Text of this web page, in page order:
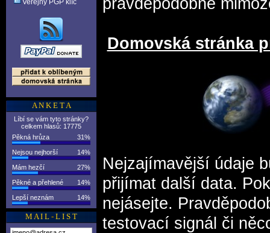
Veřejný PGP klíč
A N K E T A
Líbí se vám tyto stránky?
celkem hlasů: 17775
31%
Pěkná hrůza
14%
Nejsou nejhorší
27%
Mám hezčí
14%
Pěkné a přehlené
14%
Lepší neznám
M A I L - L I S T
pravděpodobně
Domovská stránka
Nejzajímavější údaje
přijímat další data.
nejásejte.
testovací signál či